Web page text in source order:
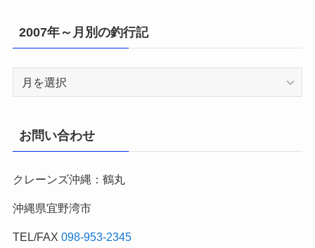
2007年～月別の釣行記
2007
月
別
釣
記
お問い合わせ
クレーンズ沖縄：鶴丸
沖縄県宜野湾市
TEL/FAX 098-953-2345